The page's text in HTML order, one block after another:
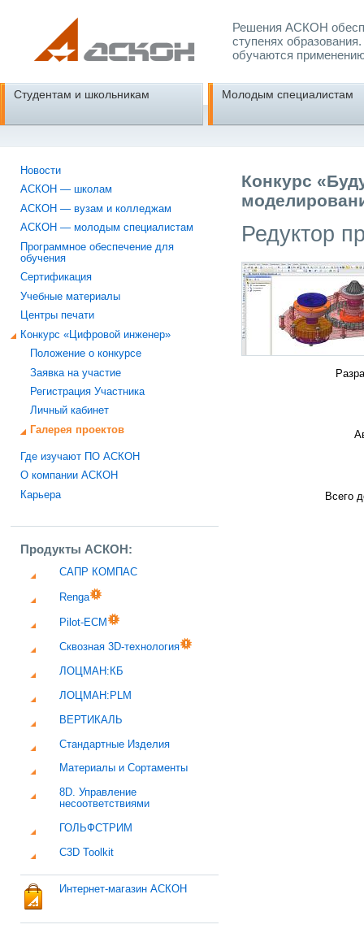
Решения АСКОН
ступенях
обучаются
Студентам и школьникам Молодым специалистам
Новости
АСКОН — школам
АСКОН — вузам и колледжам
АСКОН — молодым специалистам
Программное обеспечение для
обучения
Сертификация
Учебные материалы
Центры печати
Конкурс «Цифровой инженер»
Положение о конкурсе
Заявка на участие
Регистрация Участника
Личный кабинет
Галерея проектов
Где изучают ПО АСКОН
О компании АСКОН
Карьера
Продукты АСКОН:
САПР КОМПАС
Renga
Pilot-ECM
Сквозная 3D-технология
ЛОЦМАН:КБ
ЛОЦМАН:PLM
ВЕРТИКАЛЬ
Стандартные Изделия
Материалы и Сортаменты
8D. Управление
несоответствиями
ГОЛЬФСТРИМ
C3D Toolkit
Интернет-магазин АСКОН
Конкурс
Редуктор
Всего